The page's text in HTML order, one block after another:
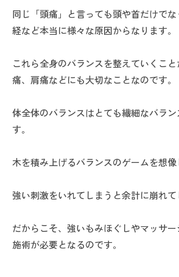
同じ「頭痛」と言っても頭や首だけで
経など本当に様々な原因からなります。
これら全身のバランスを整えていくこ
痛、肩痛などにも大切なことなのです。
体全体のバランスはとても繊細なバラ
す。
木を積み上げるバランスのゲームを想像
強い刺激をいれてしまうと余計に崩れて
だからこそ、強いもみほぐしやマッサ
施術が必要となるのです。